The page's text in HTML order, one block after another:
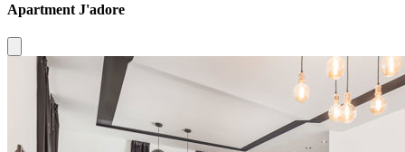
Apartment J'adore
Close modal